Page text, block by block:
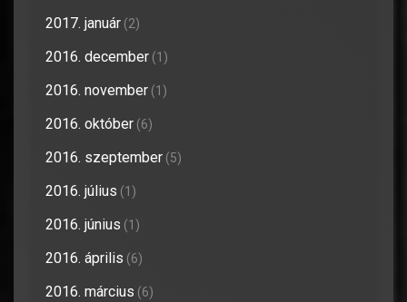
2017. január (2)
2016. december (1)
2016. november (1)
2016. október (6)
2016. szeptember (5)
2016. július (1)
2016. június (1)
2016. április (6)
2016. március (6)